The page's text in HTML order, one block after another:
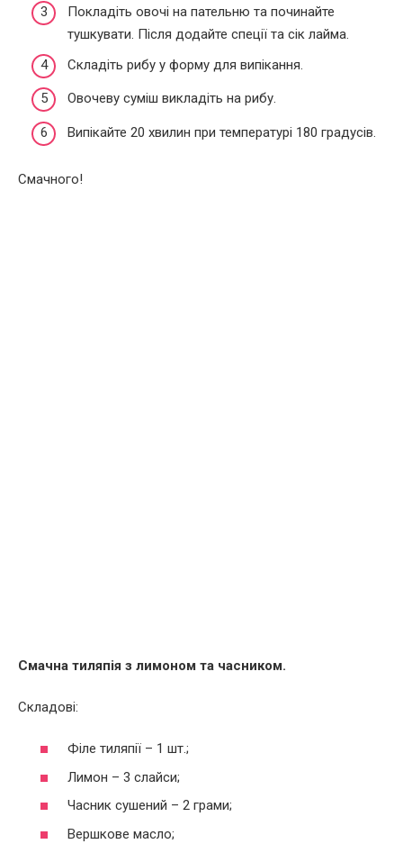
Покладіть овочі на пательню та починайте
тушкувати. Після додайте спеції та сік лайма.
Складіть рибу у форму для випікання.
Овочеву суміш викладіть на рибу.
Випікайте 20 хвилин при температурі 180 градусів.
Смачного!
Смачна тиляпія з лимоном та часником.
Складові:
Філе тиляпії – 1 шт.;
Лимон – 3 слайси;
Часник сушений – 2 грами;
Вершкове масло;